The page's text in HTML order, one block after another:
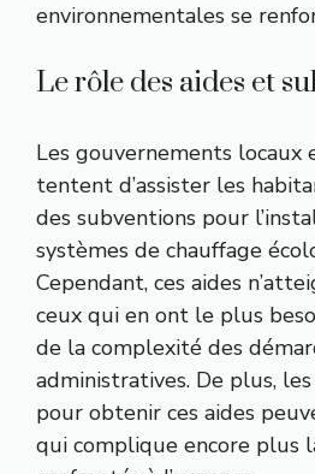
environnementales se
Le rôle des aides et
Les gouvernements locaux
tentent d’assister les
des subventions pour
systèmes de chauffage
Cependant, ces aides
ceux qui en ont le plus
de la complexité des
administratives. De plus,
pour obtenir ces aides
qui complique encore plus